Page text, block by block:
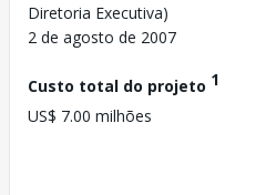
Diretoria Executiva)
2 de agosto de 2007
Custo total do projeto 1
US$ 7.00 milhões